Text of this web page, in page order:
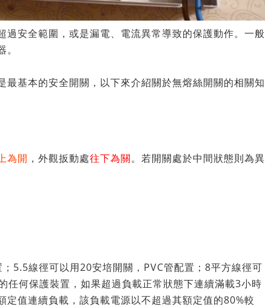
過安全範圍，或是漏電、電流異常導致的保護動作。一般
最基本的安全開關，以下來介紹關於無熔絲開關的相關知
為開 ，外觀扳動處往下為關。若開關處於中間狀態則為異
5.5線徑可以用20安培開關，PVC管配置​​​​​；8平方線徑可
任何保護裝置，如果超過負載正常狀態下連續滿載3小時
定值連續負載，該負載電源以不超過其額定值的80%較